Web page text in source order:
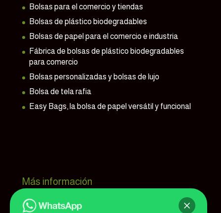
Bolsas para el comercio y tiendas
Bolsas de plástico biodegradables
Bolsas de papel para el comercio e industria
Fábrica de bolsas de plástico biodegradables
para comercio
Bolsas personalizadas y bolsas de lujo
Bolsa de tela rafia
Easy Bags, la bolsa de papel versátil y funcional
Más información